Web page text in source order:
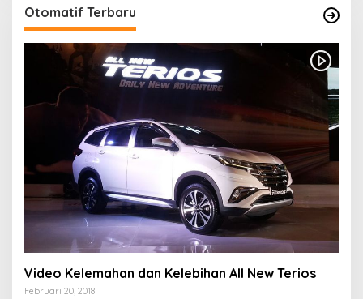
Otomatif Terbaru
Video Kelemahan dan Kelebihan All New Terios
Februari 20, 2018